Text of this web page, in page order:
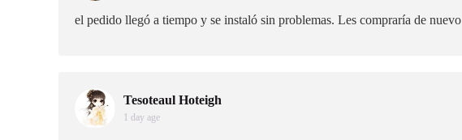
el pedido llegó a tiempo y se instaló sin problemas. Les compraría de nuevo
Tesoteaul Hoteigh
1 day age